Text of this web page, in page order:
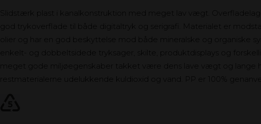
Slidstærk plast i kanalkonstruktion med meget lav vægt.
god trykoverflade til både digitaltryk og serigrafi. Materialet er
olier og har en god beskyttelse mod både mineralske og organiske
enkelt- og dobbeltsidede tryksager, skilte, produktdisplays og
meget gode miljøegenskaber takket være dens lave vægt og lange
restmaterialerne udelukkende kuldioxid og vand. PP er 100%